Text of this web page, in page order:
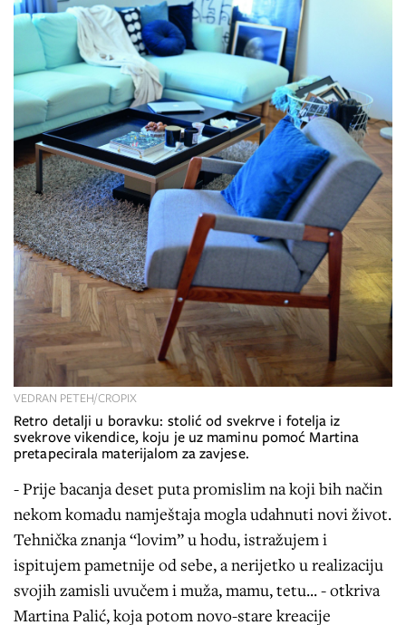
Retro detalji u boravku: stolić od svekrve i fotelja iz
svekrove vikendice, koju je uz maminu pomoć Martina
pretapecirala materijalom za zavjese.
VEDRAN PETEH/CROPIX
- Prije bacanja deset puta promislim na koji bih način
nekom komadu namještaja mogla udahnuti novi život.
Tehnička znanja “lovim” u hodu, istražujem i
ispitujem pametnije od sebe, a nerijetko u realizaciju
svojih zamisli uvučem i muža, mamu, tetu... - otkriva
Martina Palić, koja potom novo-stare kreacije